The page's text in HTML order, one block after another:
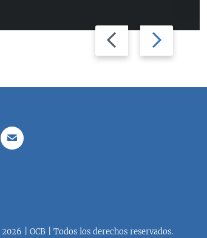
Previous
slide
Next
slide
| OCB | Todos los derechos reservados.